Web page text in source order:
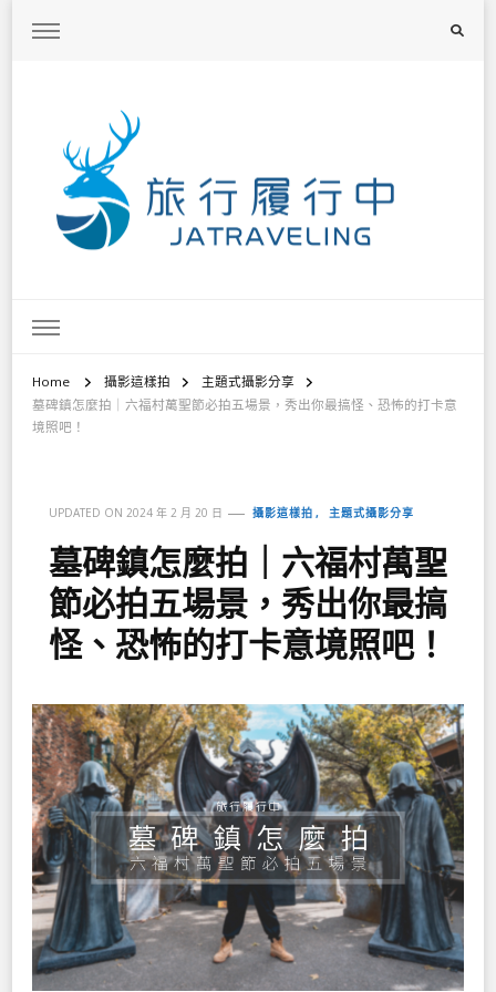
Home 攝影這樣拍
主題式攝影分享
墓碑鎮怎麼拍｜六福村萬聖節必拍五場景，秀出你最搞怪、恐怖的打卡意
境照吧！
UPDATED ON 2024 年 2 月 20 日 攝影這樣拍 主題式攝影分享
墓碑鎮怎麼拍｜六福村萬聖
節必拍五場景，秀出你最搞
怪、恐怖的打卡意境照吧！